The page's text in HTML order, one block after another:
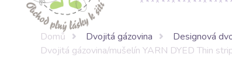
Domů Dvojitá gázovina
Designová
Dvojitá gázovina/mušelín YARN DYED Thin